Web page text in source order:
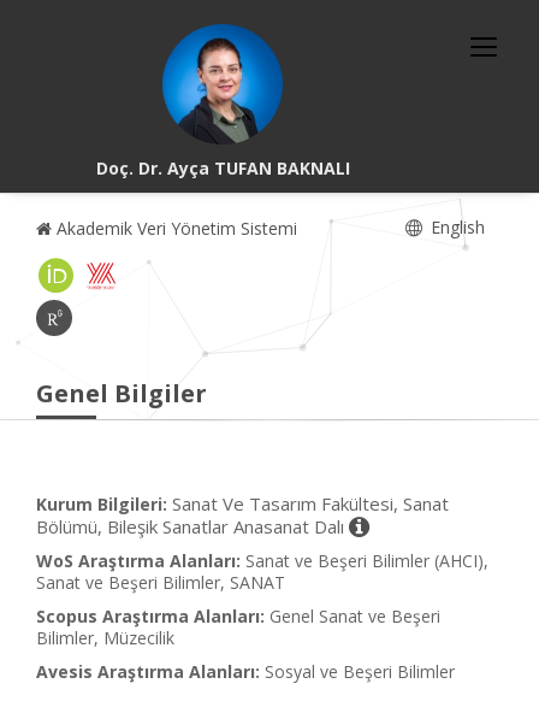
Doç. Dr. Ayça TUFAN BAKNALI
Akademik Veri Yönetim Sistemi English
Genel Bilgiler
Kurum Bilgileri: Sanat Ve Tasarım Fakültesi, Sanat
Bölümü, Bileşik Sanatlar Anasanat Dalı
WoS Araştırma Alanları: Sanat ve Beşeri Bilimler (AHCI),
Sanat ve Beşeri Bilimler, SANAT
Scopus Araştırma Alanları: Genel Sanat ve Beşeri
Bilimler, Müzecilik
Avesis Araştırma Alanları: Sosyal ve Beşeri Bilimler